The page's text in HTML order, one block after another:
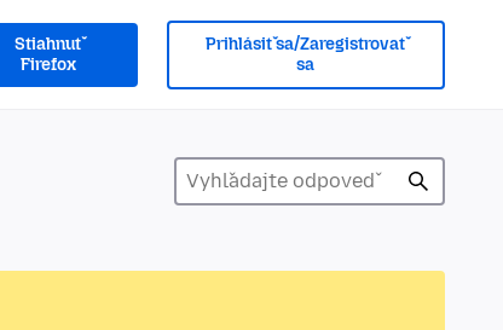
Stiahnuť
Firefox
Prihlásiť sa/Zaregistrovať
sa